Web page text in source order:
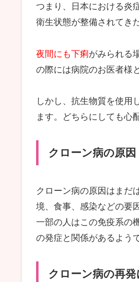
つまり、日本における炎
衛生状態が整備されてき
夜間にも下痢がみられる
の際には病院のお医者様
しかし、抗生物質を使用
ます。どちらにしても心
クローン病の原因
クローン病の原因はまだ
境、食事、感染などの要
一部の人はこの免疫系の
の発症と関係があるよう
クローン病の再